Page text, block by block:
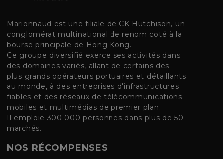
Marionnaud est une filiale de CK Hutchison, un
conglomérat multinational de renom coté à la
bourse principale de Hong Kong.
Ce groupe diversifié exerce ses activités dans
des domaines variés, allant de certains des
plus grands opérateurs portuaires et détaillants
au monde, à des entreprises d'infrastructures
fiables et des réseaux de télécommunications
mobiles et multimédias de premier plan.
Il emploie 300 000 personnes dans plus de 50
marchés.
NOS RÉCOMPENSES